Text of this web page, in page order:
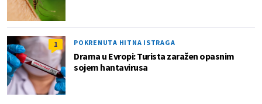
1 POKRENUTA HITNA ISTRAGA
Drama u Evropi: Turista zaražen opasnim
sojem hantavirusa